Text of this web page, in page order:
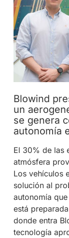
Blowind
un
se genera
autonomía
El 30% de las
atmósfera
Los vehículos
solución al
autonomía
está
donde entra
tecnología